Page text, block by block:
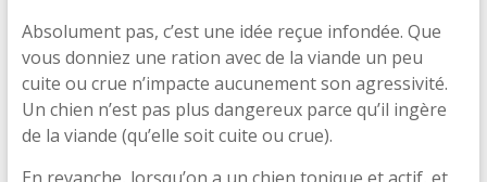
Absolument pas, c’est une idée reçue infondée. Que
vous donniez une ration avec de la viande un peu
cuite ou crue n’impacte aucunement son agressivité.
Un chien n’est pas plus dangereux parce qu’il ingère
de la viande (qu’elle soit cuite ou crue).